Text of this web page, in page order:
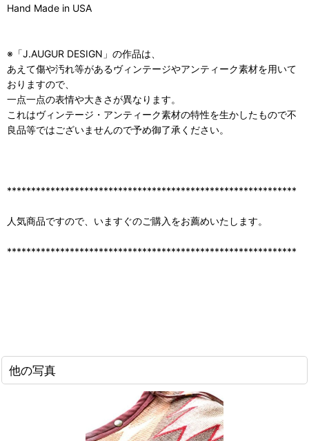
Hand Made in USA
※「J.AUGUR DESIGN」の作品は、
あえて傷や汚れ等があるヴィンテージやアンティーク素材を用いて
おりますので、
一点一点の表情や大きさが異なります。
これはヴィンテージ・アンティーク素材の特性を生かしたもので不
良品等ではございませんので予め御了承ください。
************************************************************
人気商品ですので、いますぐのご購入をお薦めいたします。
************************************************************
他の写真